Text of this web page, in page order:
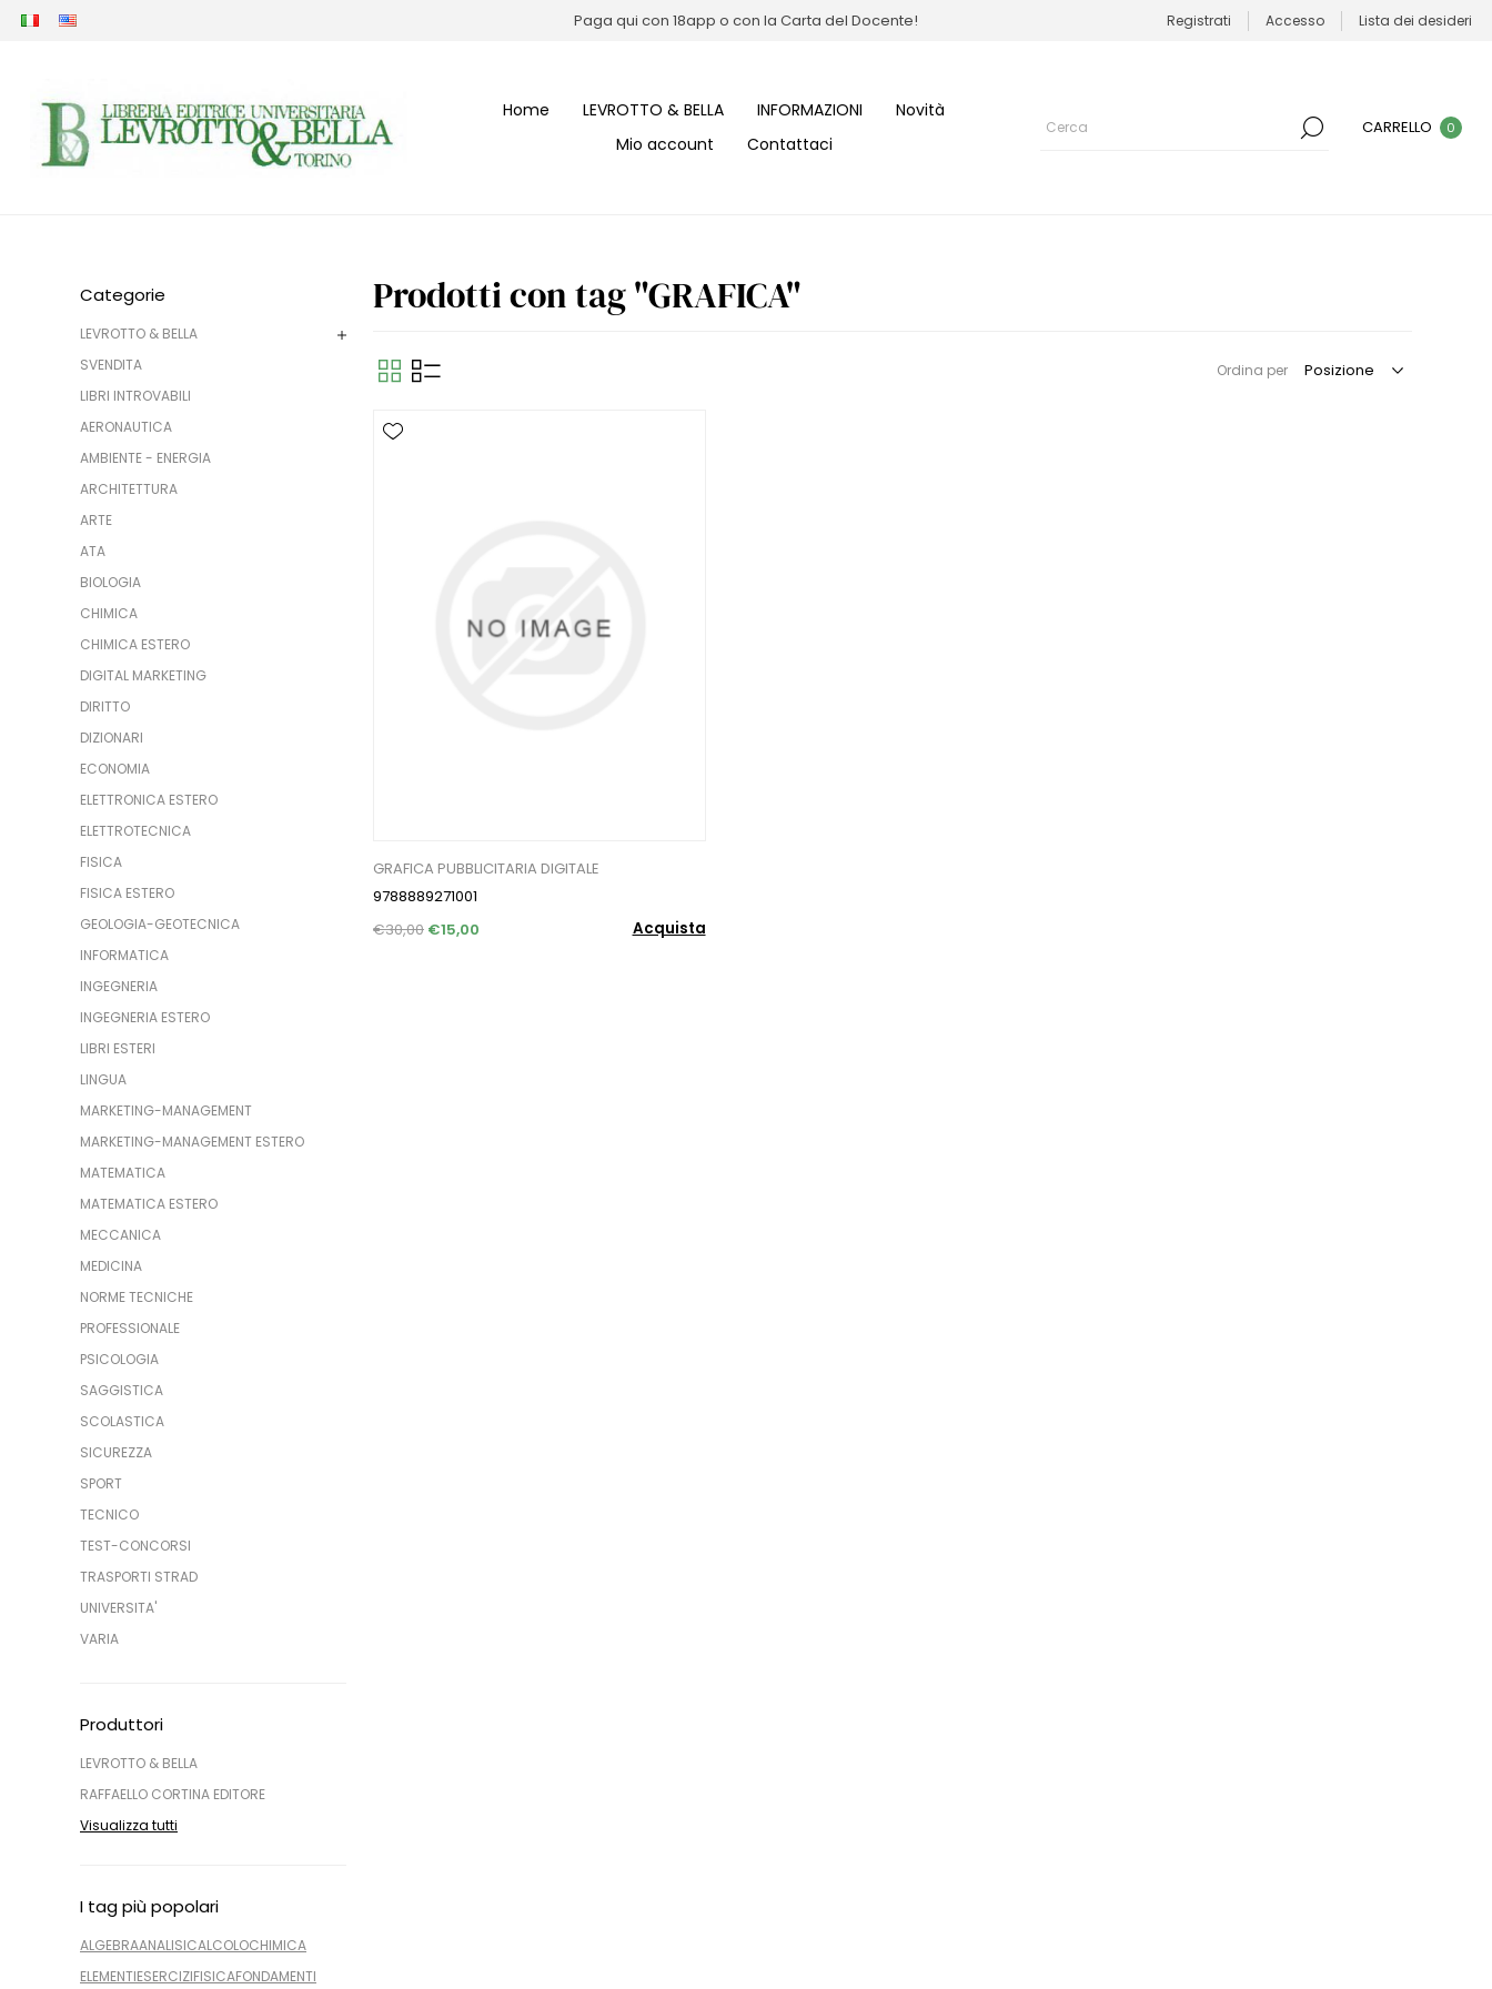
Paga qui con 18app o con la Carta del Docente! Registrati Accesso Lista dei desideri
Home LEVROTTO & BELLA INFORMAZIONI
Novità
Mio account
Contattaci
CARRELLO 0
Categorie
LEVROTTO & BELLA
SVENDITA
LIBRI INTROVABILI
AERONAUTICA
AMBIENTE - ENERGIA
ARCHITETTURA
ARTE
ATA
BIOLOGIA
CHIMICA
CHIMICA ESTERO
DIGITAL MARKETING
DIRITTO
DIZIONARI
ECONOMIA
ELETTRONICA ESTERO
ELETTROTECNICA
FISICA
FISICA ESTERO
GEOLOGIA-GEOTECNICA
INFORMATICA
INGEGNERIA
INGEGNERIA ESTERO
LIBRI ESTERI
LINGUA
MARKETING-MANAGEMENT
MARKETING-MANAGEMENT ESTERO
MATEMATICA
MATEMATICA ESTERO
MECCANICA
MEDICINA
NORME TECNICHE
PROFESSIONALE
PSICOLOGIA
SAGGISTICA
SCOLASTICA
SICUREZZA
SPORT
TECNICO
TEST-CONCORSI
TRASPORTI STRAD
UNIVERSITA'
VARIA
Produttori
LEVROTTO & BELLA
RAFFAELLO CORTINA EDITORE
Visualizza tutti
I tag più popolari
ALGEBRAANALISICALCOLOCHIMICA
ELEMENTIESERCIZIFISICAFONDAMENTI
Prodotti con tag "GRAFICA"
Ordina per
GRAFICA PUBBLICITARIA DIGITALE
9788889271001
€30,00 €15,00 Acquista